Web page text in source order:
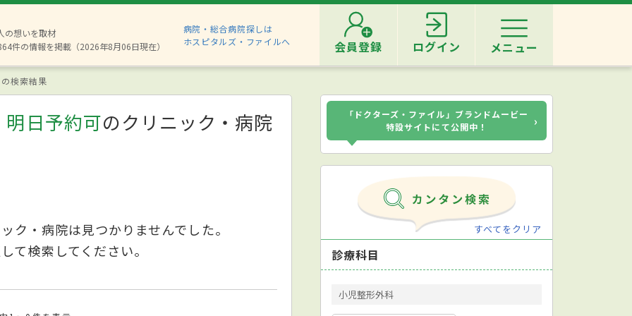
の想いを取材
件の情報を掲載（2026年8月06日現在）
病院・総合病院探しは
ホスピタルズ・ファイルへ
会員登録 ログイン メニュー
検索結果
日予約可のクリニック・病院
ク・病院は見つかりませんでした。
て検索してください。
「ドクターズ・ファイル」ブランドムービー
特設サイトにて公開中！
›
すべてをクリア
診療科目
小児整形外科